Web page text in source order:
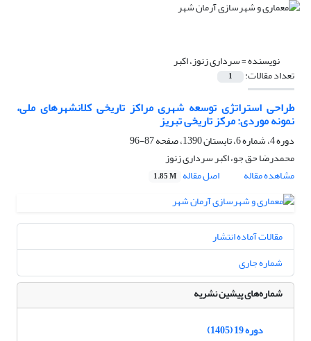
نویسنده =سرداری زنوز، اکبر
تعداد مقالات: 1
طراحی استراتژی توسعه شهری مراکز تاریخی کلانشهرهای ملی،
نمونه موردی: مرکز تاریخی تبریز
دوره 4، شماره 6، تابستان 1390، صفحه
87-96
محمدرضا حق جو، اکبر سرداری زنوز
مشاهده مقاله
اصل مقاله 1.85 M
مقالات آماده انتشار
شماره جاری
شماره‌های پیشین نشریه
دوره 19 (1405)